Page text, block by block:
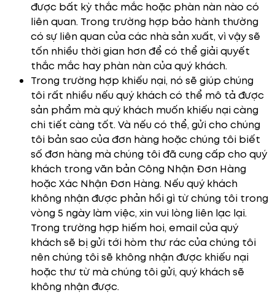
được bất kỳ thắc mắc hoặc phàn nàn nào có
liên quan. Trong trường hợp bảo hành thường
có sự liên quan của các nhà sản xuất, vì vậy sẽ
tốn nhiều thời gian hơn để có thể giải quyết
thắc mắc hay phàn nàn của quý khách.
Trong trường hợp khiếu nại, nó sẽ giúp chúng
tôi rất nhiều nếu quý khách có thể mô tả được
sản phẩm mà quý khách muốn khiếu nại càng
chi tiết càng tốt. Và nếu có thể, gửi cho chúng
tôi bản sao của đơn hàng hoặc chúng tôi biết
số đơn hàng mà chúng tôi đã cung cấp cho quý
khách trong văn bản Công Nhận Đơn Hàng
hoặc Xác Nhận Đơn Hàng. Nếu quý khách
không nhận được phản hồi gì từ chúng tôi trong
vòng 5 ngày làm việc, xin vui lòng liên lạc lại.
Trong trường hợp hiếm hoi, email của quý
khách sẽ bị gửi tới hòm thư rác của chúng tôi
nên chúng tôi sẽ không nhận được khiếu nại
hoặc thư từ mà chúng tôi gửi, quý khách sẽ
không nhận được.